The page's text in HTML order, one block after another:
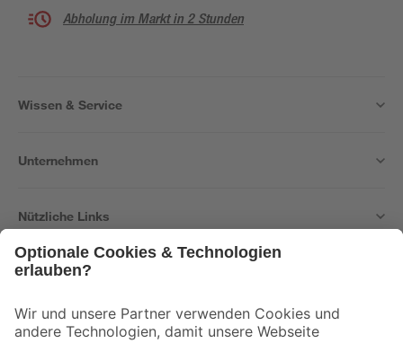
Abholung im Markt in 2 Stunden
Wissen & Service
Unternehmen
Nützliche Links
Der toom Newsletter: Keine Angebote und Aktionen mehr verpassen!